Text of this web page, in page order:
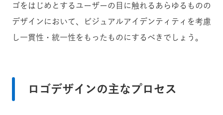
ゴをはじめとするユーザーの目に触れるあらゆるものの
デザインにおいて、ビジュアルアイデンティティを考慮
し一貫性・統一性をもったものにするべきでしょう。
ロゴデザインの主なプロセス